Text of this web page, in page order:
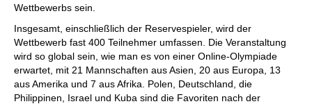
Wettbewerbs sein.
Insgesamt, einschließlich der Reservespieler, wird der
Wettbewerb fast 400 Teilnehmer umfassen. Die Veranstaltung
wird so global sein, wie man es von einer Online-Olympiade
erwartet, mit 21 Mannschaften aus Asien, 20 aus Europa, 13
aus Amerika und 7 aus Afrika. Polen, Deutschland, die
Philippinen, Israel und Kuba sind die Favoriten nach der